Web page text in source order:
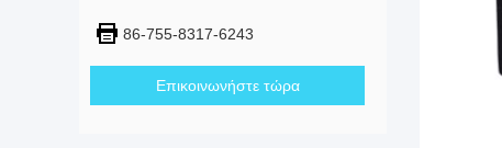
86-755-8317-6243
Επικοινωνήστε τώρα